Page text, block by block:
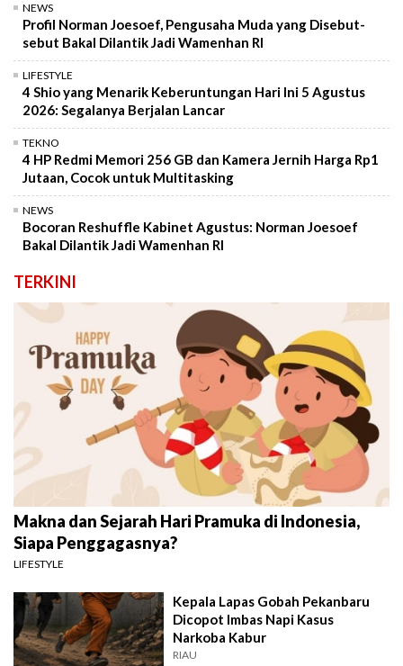
NEWS
Profil Norman Joesoef, Pengusaha Muda yang Disebut-
sebut Bakal Dilantik Jadi Wamenhan RI
LIFESTYLE
4 Shio yang Menarik Keberuntungan Hari Ini 5 Agustus
2026: Segalanya Berjalan Lancar
TEKNO
4 HP Redmi Memori 256 GB dan Kamera Jernih Harga Rp1
Jutaan, Cocok untuk Multitasking
NEWS
Bocoran Reshuffle Kabinet Agustus: Norman Joesoef
Bakal Dilantik Jadi Wamenhan RI
TERKINI
Makna dan Sejarah Hari Pramuka di Indonesia,
Siapa Penggagasnya?
LIFESTYLE
Kepala Lapas Gobah Pekanbaru
Dicopot Imbas Napi Kasus
Narkoba Kabur
RIAU